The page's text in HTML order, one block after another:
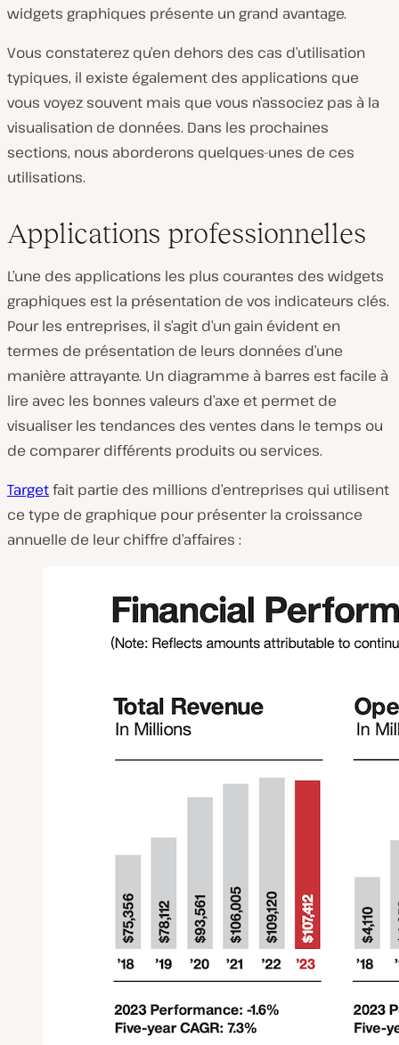
widgets graphiques présente un grand avantage.
Vous constaterez qu’en dehors des cas d’utilisation
typiques, il existe également des applications que
vous voyez souvent mais que vous n’associez pas à la
visualisation de données. Dans les prochaines
sections, nous aborderons quelques-unes de ces
utilisations.
Applications professionnelles
L’une des applications les plus courantes des widgets
graphiques est la présentation de vos indicateurs clés.
Pour les entreprises, il s’agit d’un gain évident en
termes de présentation de leurs données d’une
manière attrayante. Un diagramme à barres est facile à
lire avec les bonnes valeurs d’axe et permet de
visualiser les tendances des ventes dans le temps ou
de comparer différents produits ou services.
Targetfait partie des millions d’entreprises qui utilisent
ce type de graphique pour présenter la croissance
annuelle de leur chiffre d’affaires :